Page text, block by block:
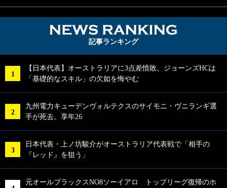
記事ランキング
【日本代表】オーストラリアに3点差惜敗。ジョーンズHCは
「基礎的なスキル」の欠如を悔やむ
九州電力キューデンヴォルテクスのサイモニ・ヴニランギ選
手が死去。享年26
日本代表・上ノ坊駿介がオーストラリア代表戦で「相手の
『レッド』を狙う」
元オールブラックスNO8ソーイアロ トップリーグ復帰のホ